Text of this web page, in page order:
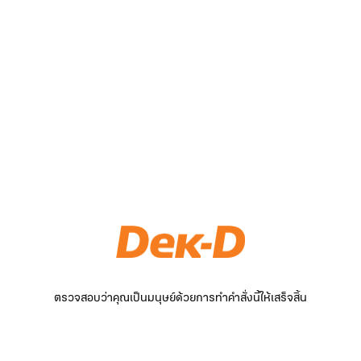
ตรวจสอบว่าคุณเป็นมนุษย์ด้วยการทำคำสั่งนี้ให้เสร็จสิ้น